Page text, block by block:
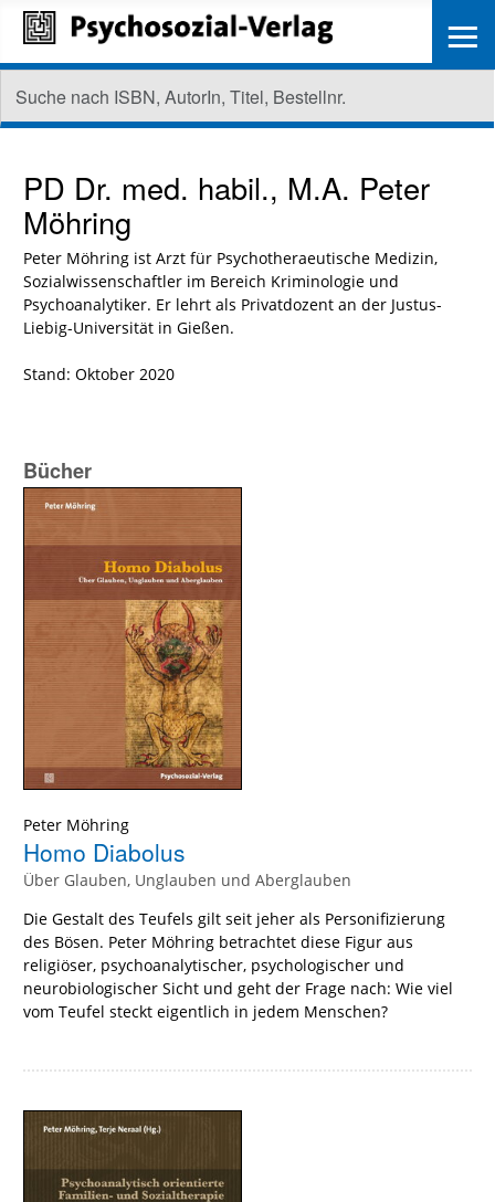
PD Dr. med. habil., M.A. Peter
Möhring
Peter Möhring ist Arzt für Psychotheraeutische Medizin,
Sozialwissenschaftler im Bereich Kriminologie und
Psychoanalytiker. Er lehrt als Privatdozent an der Justus-
Liebig-Universität in Gießen.
Stand: Oktober 2020
Bücher
Peter Möhring
Homo Diabolus
Über Glauben, Unglauben und Aberglauben
Die Gestalt des Teufels gilt seit jeher als Personifizierung
des Bösen. Peter Möhring betrachtet diese Figur aus
religiöser, psychoanalytischer, psychologischer und
neurobiologischer Sicht und geht der Frage nach: Wie viel
vom Teufel steckt eigentlich in jedem Menschen?
≡